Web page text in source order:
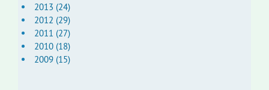
2013 (24)
2012 (29)
2011 (27)
2010 (18)
2009 (15)